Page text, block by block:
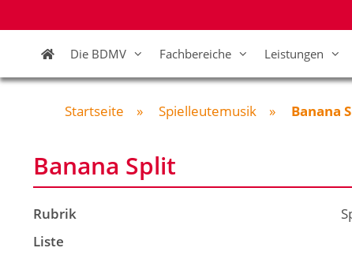
Die BDMV Fachbereiche Leistungen
Startseite » Spielleutemusik » Banana
Banana Split
Rubrik
Liste